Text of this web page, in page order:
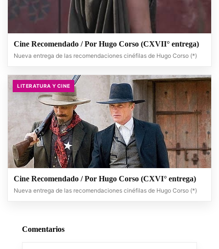
Cine Recomendado / Por Hugo Corso (CXVII° entrega)
Nueva entrega de las recomendaciones cinéfilas de Hugo Corso (*)
LITERATURA Y CINE
Cine Recomendado / Por Hugo Corso (CXVI° entrega)
Nueva entrega de las recomendaciones cinéfilas de Hugo Corso (*)
Comentarios